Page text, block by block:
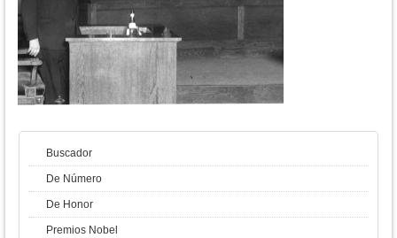
Buscador
De Número
De Honor
Premios Nobel